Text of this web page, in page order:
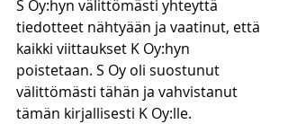
S Oy:hyn välittömästi yhteyttä
tiedotteet nähtyään ja vaatinut, että
kaikki viittaukset K Oy:hyn
poistetaan. S Oy oli suostunut
välittömästi tähän ja vahvistanut
tämän kirjallisesti K Oy:lle.